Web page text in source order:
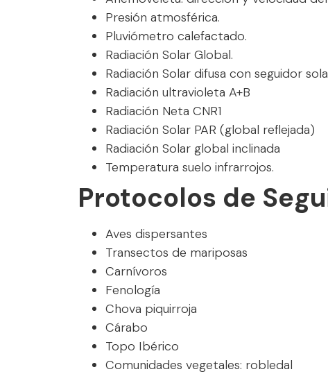
Presión atmosférica.
Pluviómetro calefactado.
Radiación Solar Global.
Radiación Solar difusa con seguidor
Radiación ultravioleta A+B
Radiación Neta CNR1
Radiación Solar PAR (global reflejada)
Radiación Solar global inclinada
Temperatura suelo infrarrojos.
Protocolos de
Aves dispersantes
Transectos de mariposas
Carnívoros
Fenología
Chova piquirroja
Cárabo
Topo Ibérico
Comunidades vegetales: robledal